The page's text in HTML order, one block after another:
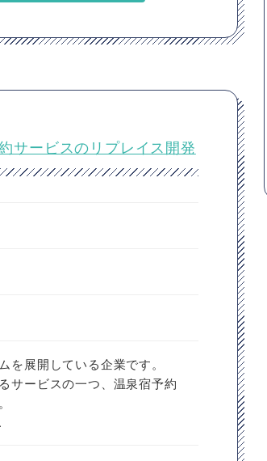
サービスのリプレイス開発
展開している企業です。
サービスの一つ、温泉宿予約